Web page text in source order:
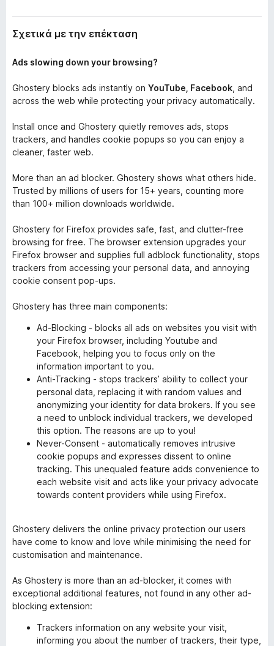
x
Σχετικά με την επέκταση
Ads slowing down your browsing?
Ghostery blocks ads instantly on YouTube, Facebook , and
across the web while protecting your privacy automatically.
Install once and Ghostery quietly removes ads, stops
trackers, and handles cookie popups so you can enjoy a
cleaner, faster web.
More than an ad blocker. Ghostery shows what others hide.
Trusted by millions of users for 15+ years, counting more
than 100+ million downloads worldwide.
Ghostery for Firefox provides safe, fast, and clutter-free
browsing for free. The browser extension upgrades your
Firefox browser and supplies full adblock functionality, stops
trackers from accessing your personal data, and annoying
cookie consent pop-ups.
Ghostery has three main components:
Ad-Blocking - blocks all ads on websites you visit with
your Firefox browser, including Youtube and
Facebook, helping you to focus only on the
information important to you.
Anti-Tracking - stops trackers’ ability to collect your
personal data, replacing it with random values and
anonymizing your identity for data brokers. If you see
a need to unblock individual trackers, we developed
this option. The reasons are up to you!
Never-Consent - automatically removes intrusive
cookie popups and expresses dissent to online
tracking. This unequaled feature adds convenience to
each website visit and acts like your privacy advocate
towards content providers while using Firefox.
Ghostery delivers the online privacy protection our users
have come to know and love while minimising the need for
customisation and maintenance.
As Ghostery is more than an ad-blocker, it comes with
exceptional additional features, not found in any other ad-
blocking extension:
Trackers information on any website your visit,
informing you about the number of trackers, their type,